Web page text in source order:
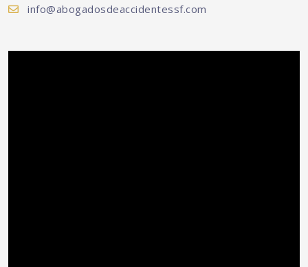
info@abogadosdeaccidentessf.com